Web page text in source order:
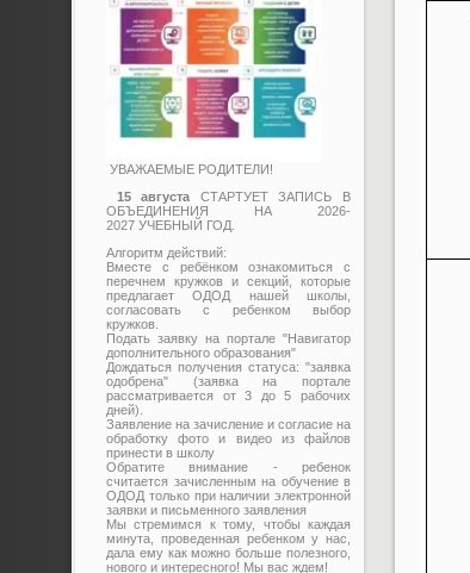
УВАЖАЕМЫЕ РОДИТЕЛИ!
15 августа СТАРТУЕТ ЗАПИСЬ В
ОБЪЕДИНЕНИЯ НА 2026-
2027 УЧЕБНЫЙ ГОД.
Алгоритм действий:
Вместе с ребёнком ознакомиться с
перечнем кружков и секций, которые
предлагает ОДОД нашей школы,
согласовать с ребенком выбор
кружков.
Подать заявку на портале "Навигатор
дополнительного образования"
Дождаться получения статуса: "заявка
одобрена" (заявка на портале
рассматривается от 3 до 5 рабочих
дней).
Заявление на зачисление и согласие на
обработку фото и видео из файлов
принести в школу
Обратите внимание - ребенок
считается зачисленным на обучение в
ОДОД только при наличии электронной
заявки и письменного заявления
Мы стремимся к тому, чтобы каждая
минута, проведенная ребенком у нас,
дала ему как можно больше полезного,
нового и интересного! Мы вас ждем!